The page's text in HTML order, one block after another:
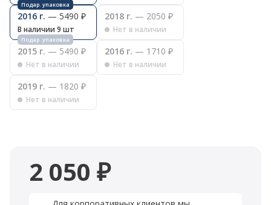
2016 г. — 5490 ₽
В наличии 9 шт
2018 г. — 2050 ₽
Нет в наличии
2015 г. — 5490 ₽
Нет в наличии
2016 г. — 1710 ₽
Нет в наличии
2019 г. — 1820 ₽
Нет в наличии
2 050 ₽